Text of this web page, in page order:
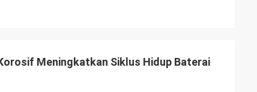
Meningkatkan Siklus Hidup Baterai